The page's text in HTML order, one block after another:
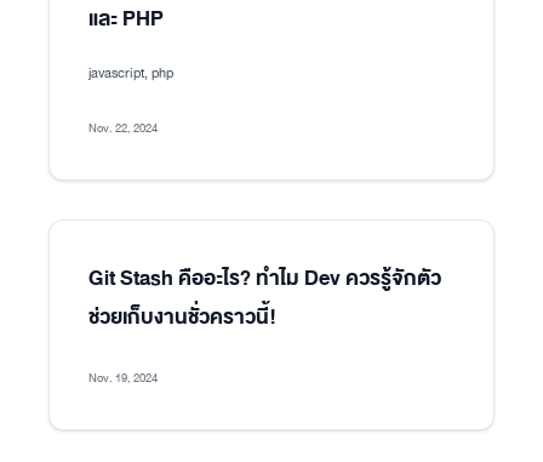
และ PHP
javascript, php
Nov. 22, 2024
Git Stash คืออะไร? ทำไม Dev ควรรู้จักตัว
ช่วยเก็บงานชั่วคราวนี้!
Nov. 19, 2024